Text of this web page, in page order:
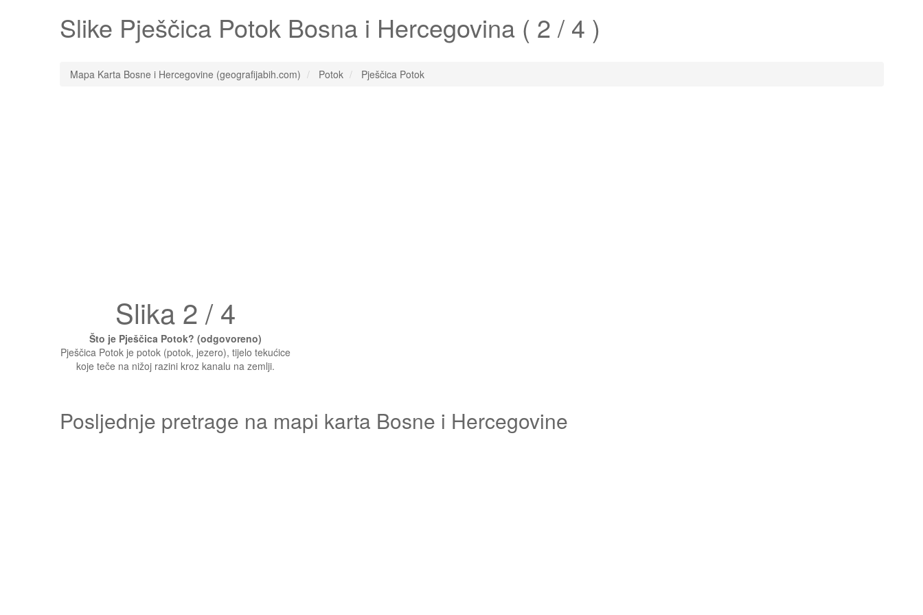
Slike Pješčica Potok Bosna i Hercegovina ( 2 / 4 )
Mapa Karta Bosne i Hercegovine (geografijabih.com) Potok Pješčica Potok
Slika 2 / 4
Što je Pješčica Potok? (odgovoreno)
Pješčica Potok je potok (potok, jezero), tijelo tekućice
koje teče na nižoj razini kroz kanalu na zemlji.
Posljednje pretrage na mapi karta Bosne i Hercegovine